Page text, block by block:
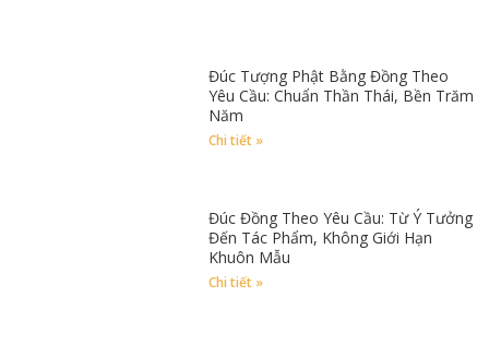
Đúc Tượng Phật Bằng Đồng Theo
Yêu Cầu: Chuẩn Thần Thái, Bền Trăm
Năm
Chi tiết »
Đúc Đồng Theo Yêu Cầu: Từ Ý Tưởng
Đến Tác Phẩm, Không Giới Hạn
Khuôn Mẫu
Chi tiết »